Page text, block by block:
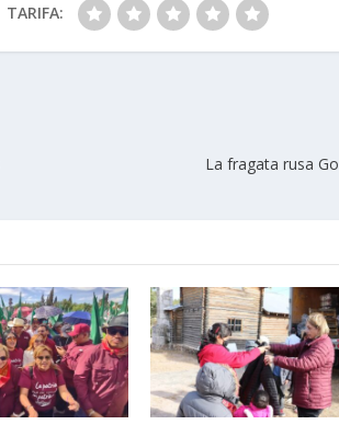
TARIFA:
La fragata rusa